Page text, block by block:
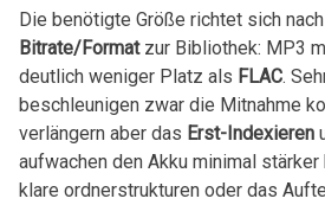
Die benötigte⁤ Größe richtet sich
Bitrate/Format⁣zur Bibliothek: MP3
deutlich weniger Platz als FLAC.
beschleunigen zwar die Mitnahme⁣
verlängern aber das Erst-Indexieren
aufwachen den Akku minimal
klare ordnerstrukturen oder das